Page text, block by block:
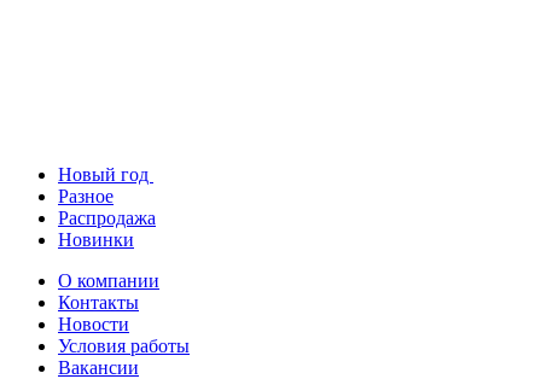
Новый год
Разное
Распродажа
Новинки
О компании
Контакты
Новости
Условия работы
Вакансии